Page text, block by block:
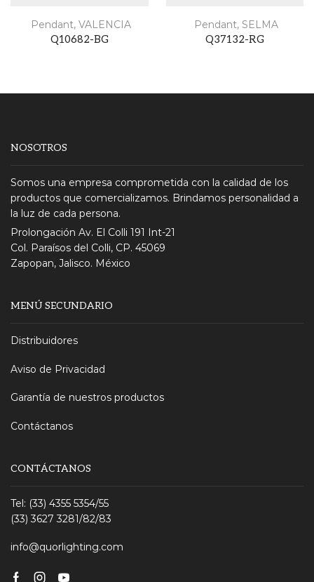
Pendant, VALENCIA
Q10682-BG
Pendant, SELMA
Q37132-RG
NOSOTROS
Somos una empresa comprometida con la calidad de los
productos que comercializamos. Brindamos personalidad a
la luz de cada persona.
Prolongación Av. El Colli 191 Int-21
Col. Paraísos del Colli, CP. 45069
Zapopan, Jalisco. México
MENÚ SECUNDARIO
Distribuidores
Aviso de Privacidad
Garantía de nuestros productos
Contáctanos
CONTÁCTANOS
Tel: (33) 4355 5354/55
(33) 3627 3281/82/83
info@quorlighting.com